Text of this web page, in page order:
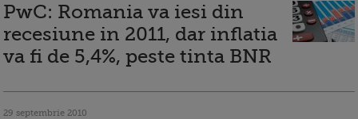
PwC: Romania va iesi din
recesiune in 2011, dar inflatia
va fi de 5,4%, peste tinta BNR
29 septembrie 2010